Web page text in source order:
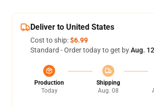
Deliver to United States
Cost to ship:$6.99
Standard - Order today to get byAug.
Production
Today
Shipping
Aug. 08